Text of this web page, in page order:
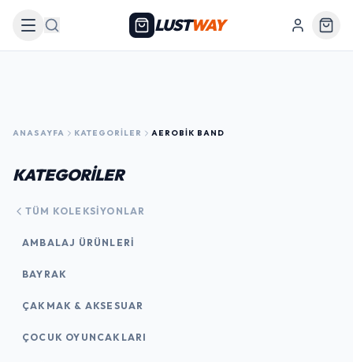
Arama LUSTWAY
ANASAYFA KATEGORILER AEROBIK BAND
KATEGORİLER
TÜM KOLEKSIYONLAR
AMBALAJ ÜRÜNLERI
BAYRAK
ÇAKMAK & AKSESUAR
ÇOCUK OYUNCAKLARI